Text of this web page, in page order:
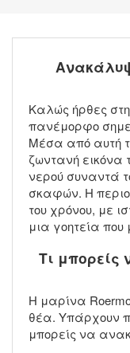
Καλώς ήρθες
πανέμορφο
Μέσα από αυτή
ζωντανή εικόνα
νερού συναντά
σκαφών. Η
του χρόνου, με
μια γοητεία
Τι μπορείς
Η μαρίνα
θέα. Υπάρχουν
μπορείς να